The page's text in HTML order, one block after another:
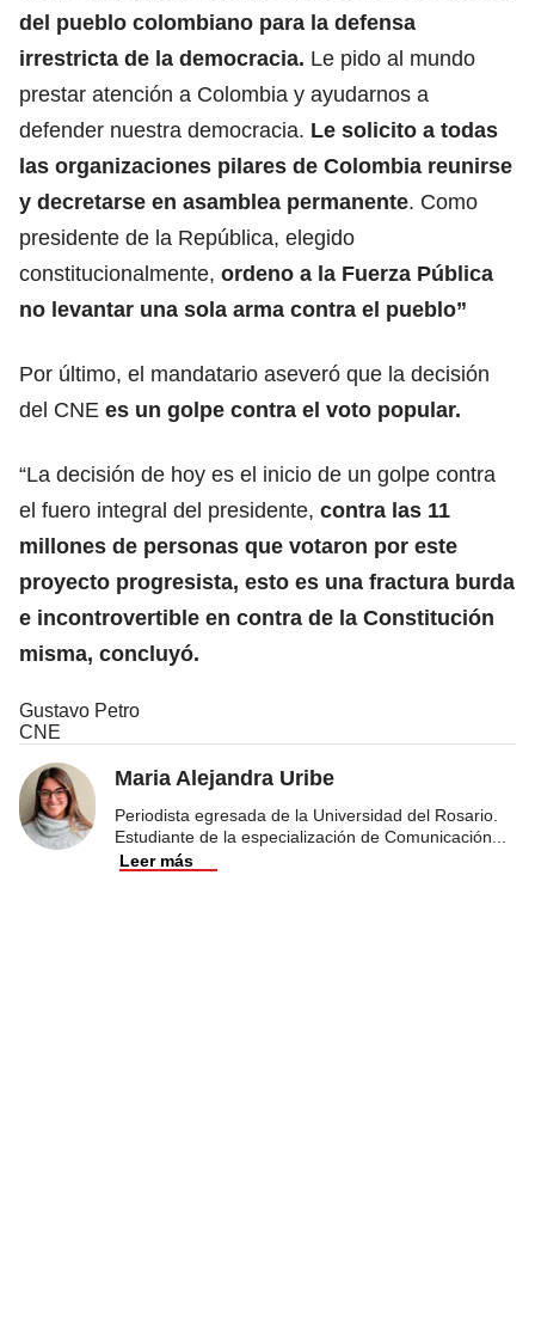
del pueblo colombiano para la defensa
irrestricta de la democracia. Le pido al mundo
prestar atención a Colombia y ayudarnos a
defender nuestra democracia. Le solicito a todas
las organizaciones pilares de Colombia reunirse
y decretarse en asamblea permanente. Como
presidente de la República, elegido
constitucionalmente, ordeno a la Fuerza Pública
no levantar una sola arma contra el pueblo”
Por último, el mandatario aseveró que la decisión
del CNE es un golpe contra el voto popular.
“La decisión de hoy es el inicio de un golpe contra
el fuero integral del presidente, contra las 11
millones de personas que votaron por este
proyecto progresista, esto es una fractura burda
e incontrovertible en contra de la Constitución
misma, concluyó.
Gustavo Petro
CNE
Maria Alejandra Uribe
Periodista egresada de la Universidad del Rosario.
Estudiante de la especialización de Comunicación
Leer más